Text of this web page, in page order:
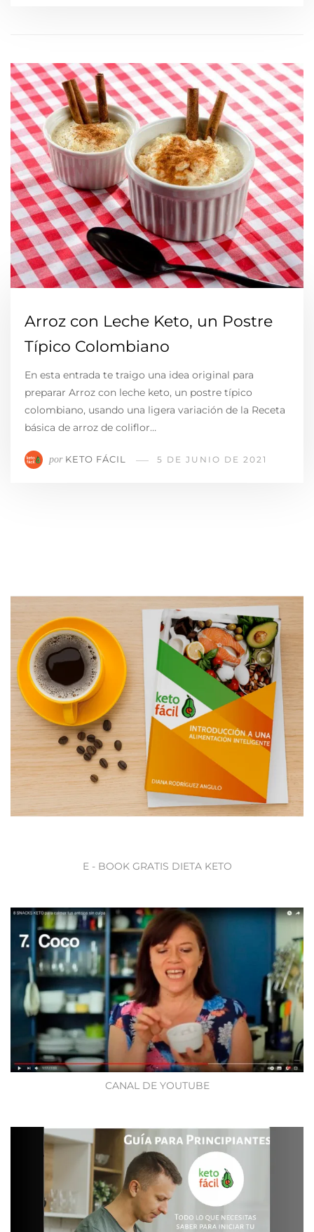
Arroz con Leche Keto, un Postre
Típico Colombiano
En esta entrada te traigo una idea original para
preparar Arroz con leche keto, un postre típico
colombiano, usando una ligera variación de la Receta
básica de arroz de coliflor…
por KETO FÁCIL 5 DE JUNIO DE 2021
E - BOOK GRATIS DIETA KETO
CANAL DE YOUTUBE